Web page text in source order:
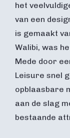
het
van een
is gemaakt
Walibi, was
Mede door
Leisure snel
opblaasbare
aan de slag
bestaande